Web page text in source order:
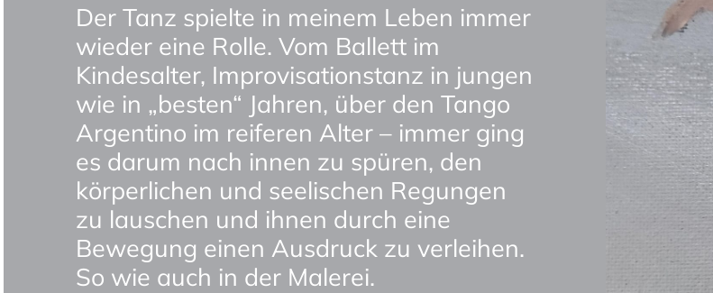
Der Tanz spielte in meinem Leben immer
wieder eine Rolle. Vom Ballett im
Kindesalter, Improvisationstanz in jungen
wie in „besten“ Jahren, über den Tango
Argentino im reiferen Alter – immer ging
es darum nach innen zu spüren, den
körperlichen und seelischen Regungen
zu lauschen und ihnen durch eine
Bewegung einen Ausdruck zu verleihen.
So wie auch in der Malerei.